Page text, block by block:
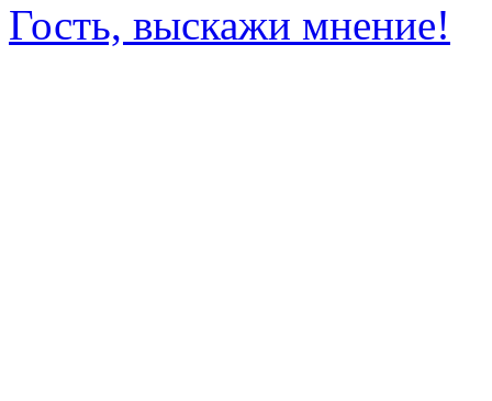
Гость, выскажи мнение!